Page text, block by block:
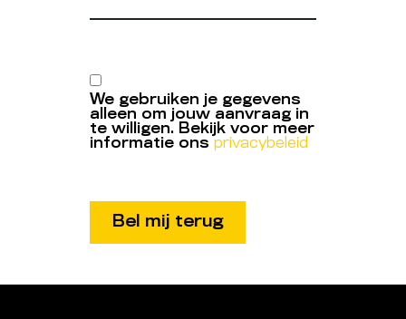
We gebruiken je gegevens
alleen om jouw aanvraag in
te willigen. Bekijk voor meer
informatie ons privacybeleid